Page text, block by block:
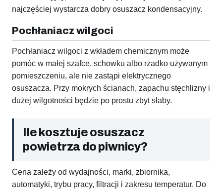
najczęściej wystarcza dobry osuszacz kondensacyjny.
Pochłaniacz wilgoci
Pochłaniacz wilgoci z wkładem chemicznym może
pomóc w małej szafce, schowku albo rzadko używanym
pomieszczeniu, ale nie zastąpi elektrycznego
osuszacza. Przy mokrych ścianach, zapachu stęchlizny i
dużej wilgotności będzie po prostu zbyt słaby.
Ile kosztuje osuszacz
powietrza do piwnicy?
Cena zależy od wydajności, marki, zbiornika,
automatyki, trybu pracy, filtracji i zakresu temperatur. Do